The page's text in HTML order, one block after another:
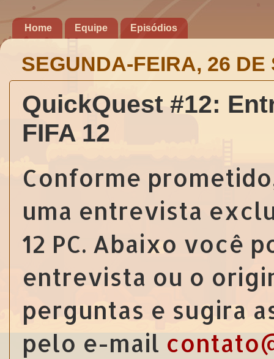
Home Equipe Episódios
SEGUNDA-FEIRA, 26 DE
QuickQuest #12:
FIFA 12
Conforme
uma entrevista
12 PC. Abaixo você
entrevista ou o
perguntas e sugira
pelo e-mail